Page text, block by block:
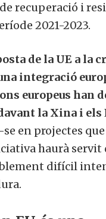
recuperació i
2021-2023.
de la UE a la
integració
europeus han
la Xina i els
en projectes
haurà servit
difícil
a
a